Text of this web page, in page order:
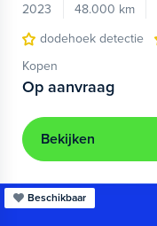
2023
48.000 km
dodehoek detectie
Kopen
Op aanvraag
Bekijken
Beschikbaar